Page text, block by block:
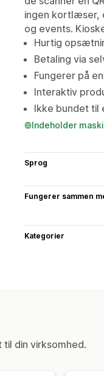
ingen kortlæser,
og events.
Hurtig
Betaling via
Fungerer på
Interaktiv
Ikke bundet til
Indeholder
Sprog
Fungerer sammen
Kategorier
din virksomhed.